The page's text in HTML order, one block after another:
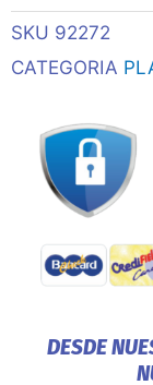
SKU 92272
CATEGORIA
DESDE